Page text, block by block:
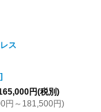
ス
]
円(税別)
円 ～181,500円)